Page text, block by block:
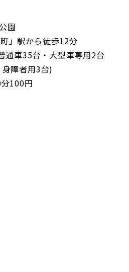
園
」駅から徒歩12分
通車35台・大型車専用2台
障者用3台)
100円